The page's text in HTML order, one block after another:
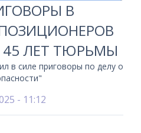
В
ЛЕТ ТЮРЬМЫ
в силе приговоры по делу о
- 11:12